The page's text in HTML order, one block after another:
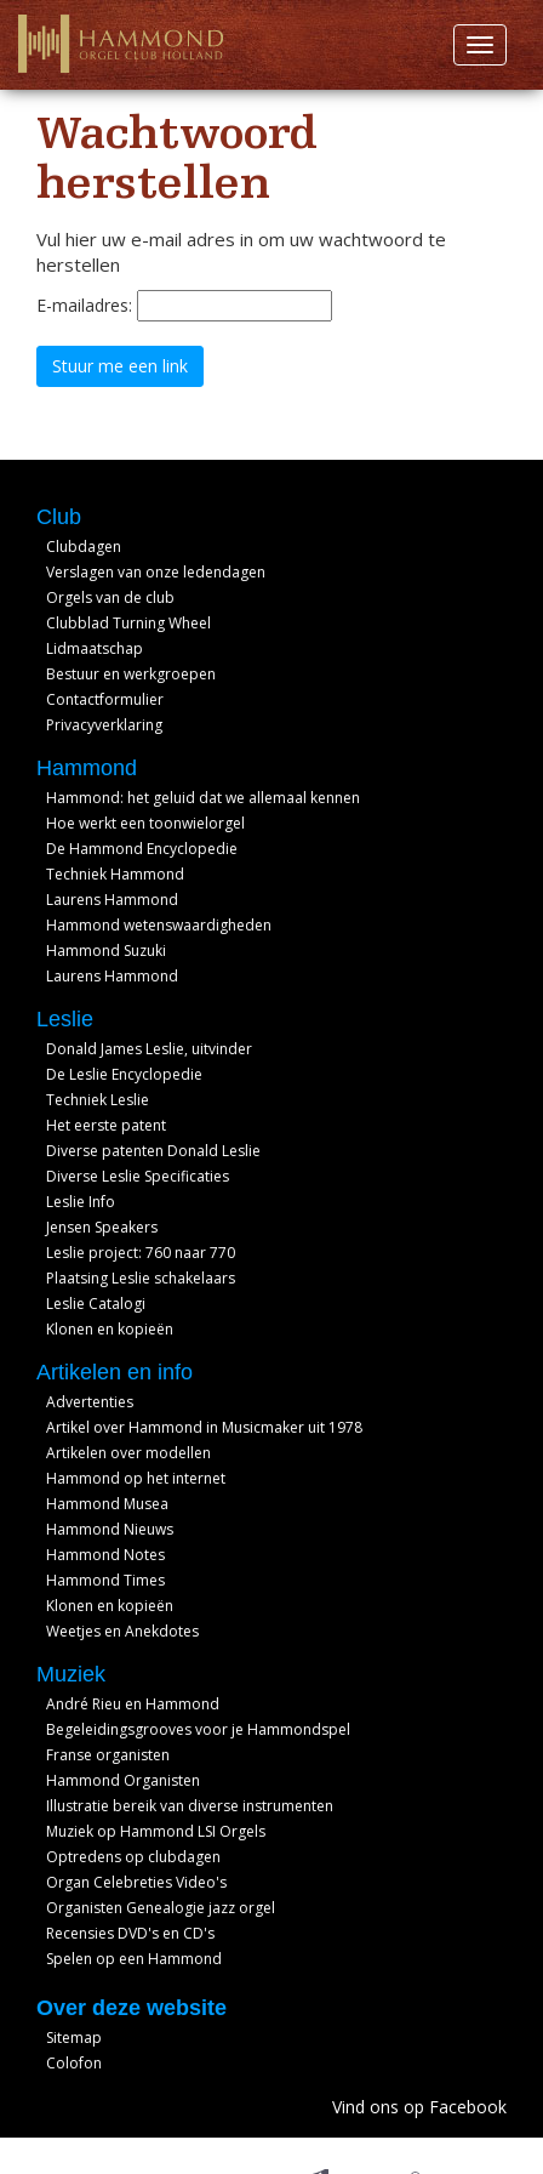
Toggle
Wachtwoord
herstellen
Vul hier uw e-mail adres in om uw wachtwoord te
herstellen
E-mailadres:
Club
Clubdagen
Verslagen van onze ledendagen
Orgels van de club
Clubblad Turning Wheel
Lidmaatschap
Bestuur en werkgroepen
Contactformulier
Privacyverklaring
Hammond
Hammond: het geluid dat we allemaal kennen
Hoe werkt een toonwielorgel
De Hammond Encyclopedie
Techniek Hammond
Laurens Hammond
Hammond wetenswaardigheden
Hammond Suzuki
Laurens Hammond
Leslie
Donald James Leslie, uitvinder
De Leslie Encyclopedie
Techniek Leslie
Het eerste patent
Diverse patenten Donald Leslie
Diverse Leslie Specificaties
Leslie Info
Jensen Speakers
Leslie project: 760 naar 770
Plaatsing Leslie schakelaars
Leslie Catalogi
Klonen en kopieën
Artikelen en info
Advertenties
Artikel over Hammond in Musicmaker uit 1978
Artikelen over modellen
Hammond op het internet
Hammond Musea
Hammond Nieuws
Hammond Notes
Hammond Times
Klonen en kopieën
Weetjes en Anekdotes
Muziek
André Rieu en Hammond
Begeleidingsgrooves voor je Hammondspel
Franse organisten
Hammond Organisten
Illustratie bereik van diverse instrumenten
Muziek op Hammond LSI Orgels
Optredens op clubdagen
Organ Celebreties Video's
Organisten Genealogie jazz orgel
Recensies DVD's en CD's
Spelen op een Hammond
Over deze website
Sitemap
Colofon
Vind ons op Facebook